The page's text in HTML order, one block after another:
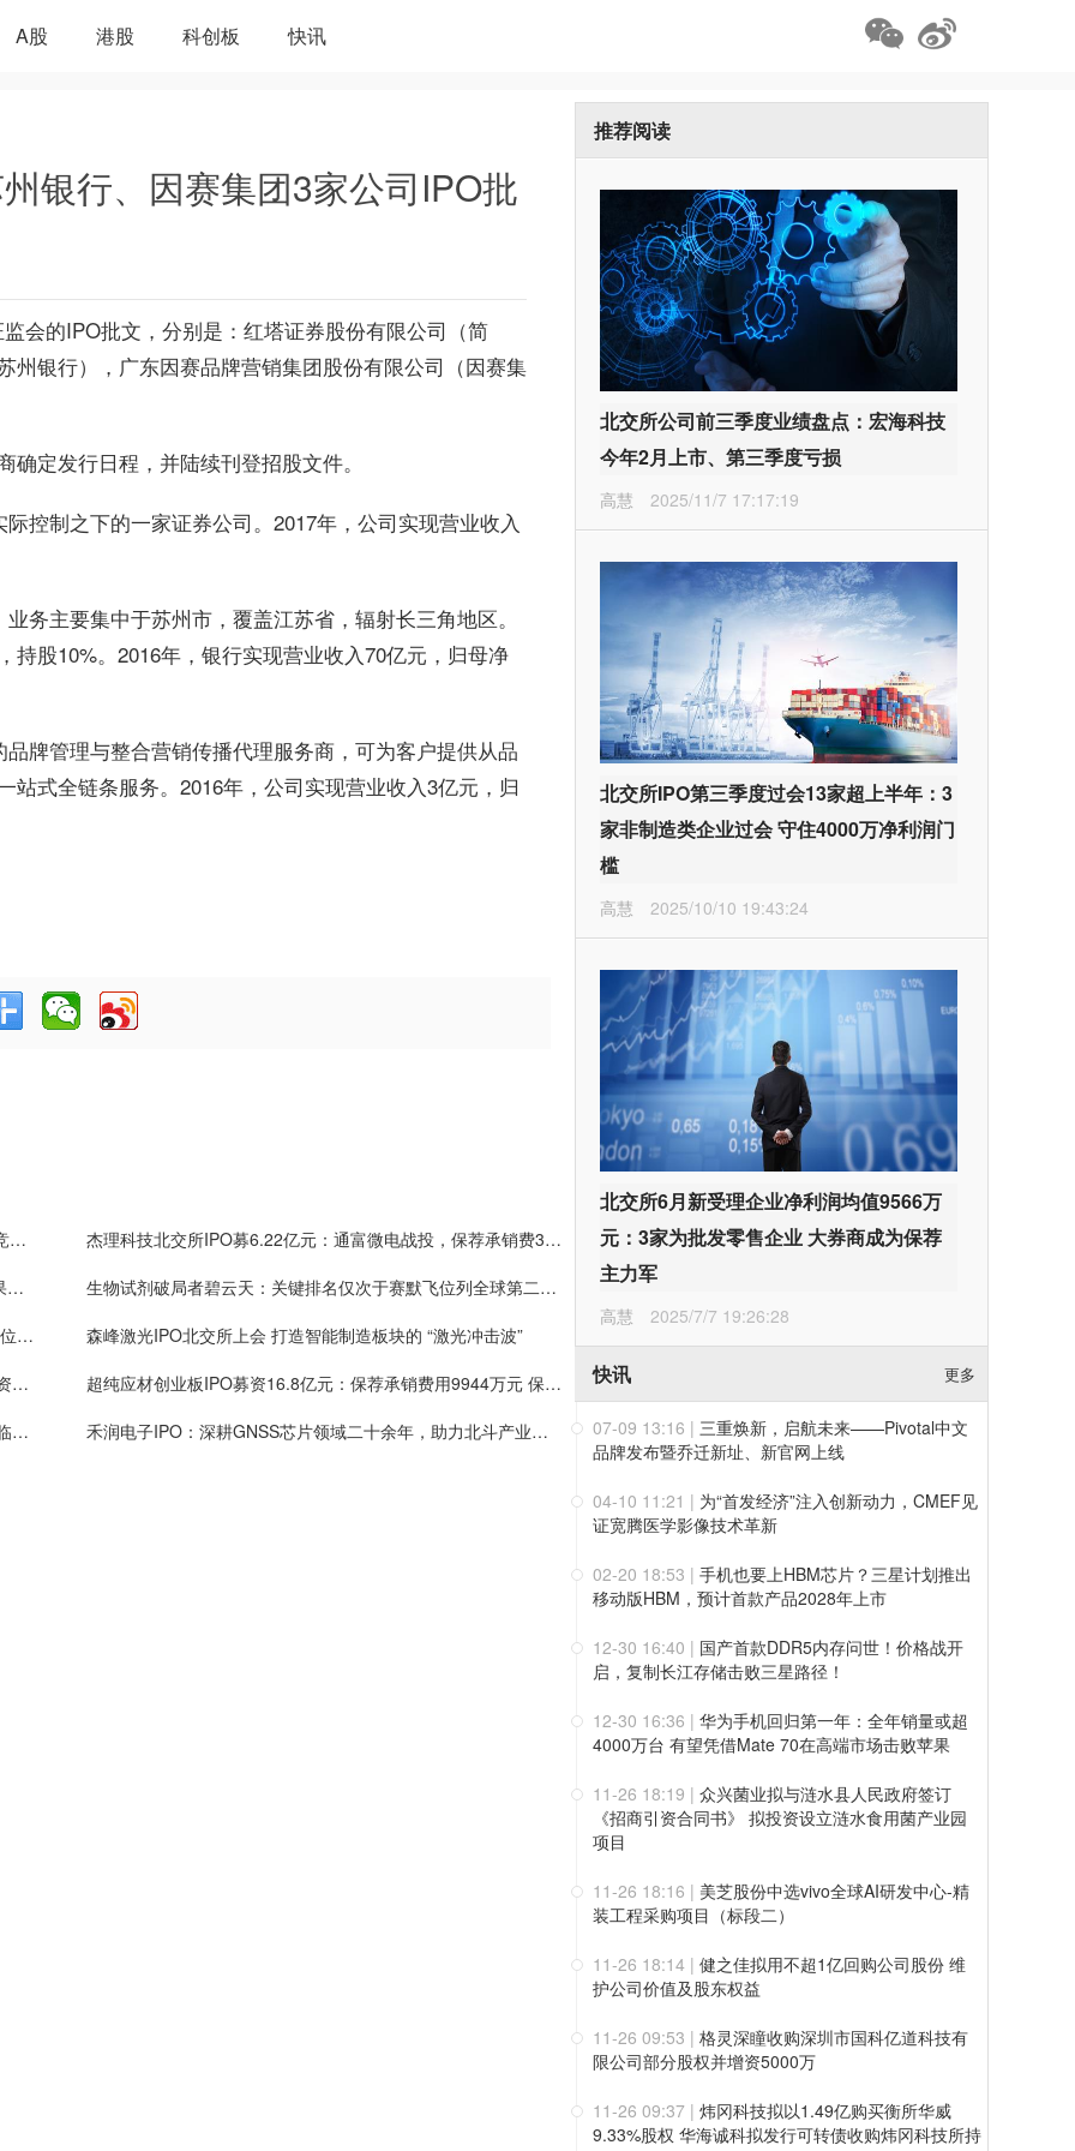
A股 港股 科创板 快讯
银行、因赛集团3家公司IPO批
会的IPO批文，分别是：红塔证券股份有限公司（简
州银行），广东因赛品牌营销集团股份有限公司（因赛集
定发行日程，并陆续刊登招股文件。
控制之下的一家证券公司。2017年，公司实现营业收入
务主要集中于苏州市，覆盖江苏省，辐射长三角地区。
股10%。2016年，银行实现营业收入70亿元，归母净
牌管理与整合营销传播代理服务商，可为客户提供从品
式全链条服务。2016年，公司实现营业收入3亿元，归
北交所IPO正导技术：30年线缆积淀构筑高性能线缆竞争壁垒
杰理科技北交所IPO募6.22亿元：通富微电战投，保荐承销费3774万元，保代业敬轩、李鸿仁或可拿奖金
德聚技术拟创业板IPO：电子胶粘剂产品终端用于苹果、特斯拉，高端技术可媲美汉高、陶氏化学等巨头
生物试剂破局者碧云天：关键排名仅次于赛默飞位列全球第二，4700余篇CNS及子刊论文标注使用公司产品
宇树科技 IPO 发行，社保基金位列战略配售投资者首位，打造长效示范效应
森峰激光IPO北交所上会 打造智能制造板块的 “激光冲击波”
森峰激光IPO明日上会在即，深耕激光智能制造 拟募资3.52亿元扩产增效
超纯应材创业板IPO募资16.8亿元：保荐承销费用9944万元 保代袁琳翕、张冠峰或可拿奖金
天泽云泰科创板IPO：创新药品和创新技术协同发展 临床阶段产品研发进度均为全球首位或前三
禾润电子IPO：深耕GNSS芯片领域二十余年，助力北斗产业链自主可控，出货量国内厂商第一
推荐阅读
北交所公司前三季度业绩盘点：宏海科技
今年2月上市、第三季度亏损
高慧 2025/11/7 17:17:19
北交所IPO第三季度过会13家超上半年：3
家非制造类企业过会 守住4000万净利润门
槛
高慧 2025/10/10 19:43:24
北交所6月新受理企业净利润均值9566万
元：3家为批发零售企业 大券商成为保荐
主力军
高慧 2025/7/7 19:26:28
快讯 更多
07-09 13:16 | 三重焕新，启航未来——Pivotal中文
品牌发布暨乔迁新址、新官网上线
04-10 11:21 | 为“首发经济”注入创新动力，CMEF见
证宽腾医学影像技术革新
02-20 18:53 | 手机也要上HBM芯片？三星计划推出
移动版HBM，预计首款产品2028年上市
12-30 16:40 | 国产首款DDR5内存问世！价格战开
启，复制长江存储击败三星路径！
12-30 16:36 | 华为手机回归第一年：全年销量或超
4000万台 有望凭借Mate 70在高端市场击败苹果
11-26 18:19 | 众兴菌业拟与涟水县人民政府签订
《招商引资合同书》 拟投资设立涟水食用菌产业园
项目
11-26 18:16 | 美芝股份中选vivo全球AI研发中心-精
装工程采购项目（标段二）
11-26 18:14 | 健之佳拟用不超1亿回购公司股份 维
护公司价值及股东权益
11-26 09:53 | 格灵深瞳收购深圳市国科亿道科技有
限公司部分股权并增资5000万
11-26 09:37 | 炜冈科技拟以1.49亿购买衡所华威
9.33%股权 华海诚科拟发行可转债收购炜冈科技所持